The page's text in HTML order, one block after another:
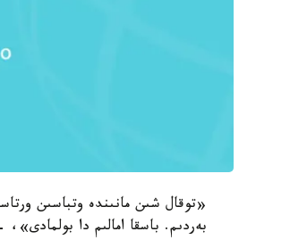
«توقال شىن مانىندە وتباسىن
بەردىم. باسقا امالىم دا